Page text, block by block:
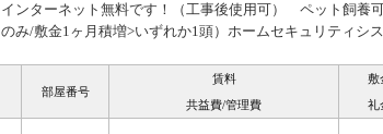
インターネット無料です！（工事後使用可） ペット飼養
のみ/敷金1ヶ月積増>いずれか1頭）ホームセキュリティシ
部屋番号
賃料
共益費/管理費
敷
礼